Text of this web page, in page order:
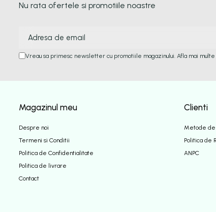
Nu rata ofertele si promotiile noastre
Vreau sa primesc newsletter cu promotiile magazinului. Afla mai multe
Magazinul meu
Despre noi
Termeni si Conditii
Politica de Confidentialitate
Politica de livrare
Contact
Clienti
Metode de
Politica de
ANPC